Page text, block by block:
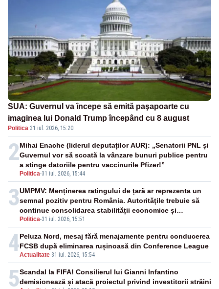
SUA: Guvernul va începe să emită paşapoarte cu
imaginea lui Donald Trump începând cu 8 august
Politica·31 iul. 2026, 15:20
2
Politica-31 iul. 2026, 15:44
Mihai Enache (liderul deputaților AUR): „Senatorii PNL și
Guvernul vor să scoată la vânzare bunuri publice pentru
a stinge datoriile pentru vaccinurile Pfizer!”
3
Politica-31 iul. 2026, 15:51
UMPMV: Menținerea ratingului de țară ar reprezenta un
semnal pozitiv pentru România. Autoritățile trebuie să
continue consolidarea stabilității economice și
financiare
4Actualitate-31 iul. 2026, 15:54
Peluza Nord, mesaj fără menajamente pentru conducerea
FCSB după eliminarea rușinoasă din Conference League
5Scandal la FIFA! Consilierul lui Gianni Infantino
demisionează și atacă proiectul privind investitorii străini